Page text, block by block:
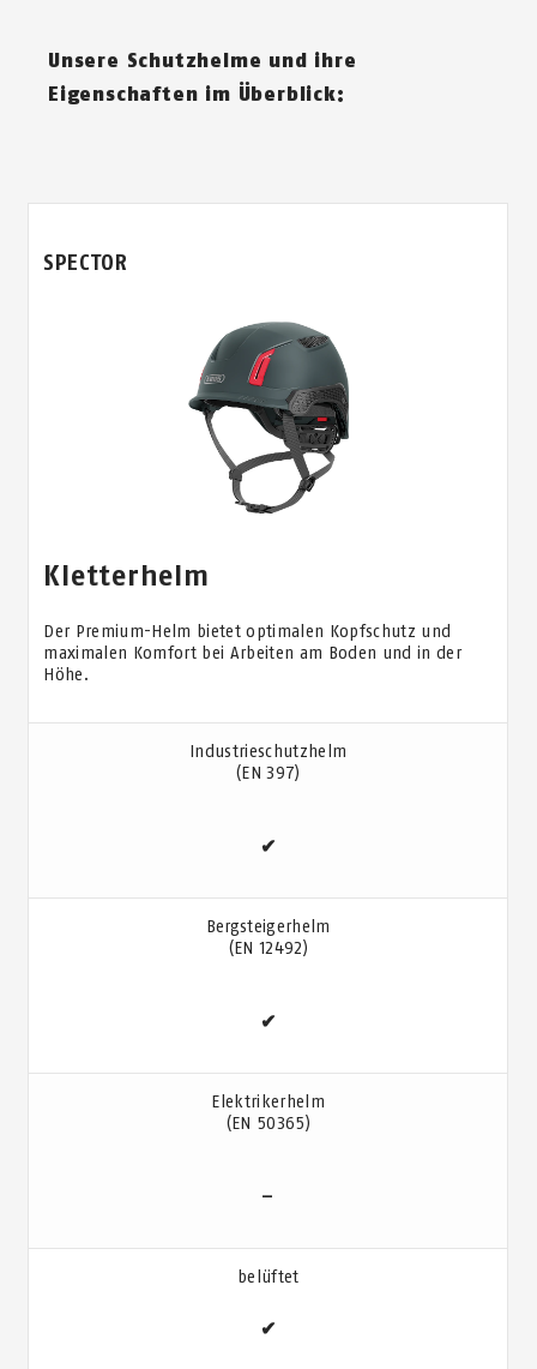
Unsere Schutzhelme und ihre
Eigenschaften im Überblick:
SPECTOR
Kletterhelm
Der Premium-Helm bietet optimalen Kopfschutz und
maximalen Komfort bei Arbeiten am Boden und in der
Höhe.
Industrieschutzhelm
(EN 397)
✔
Bergsteigerhelm
(EN 12492)
✔
Elektrikerhelm
(EN 50365)
–
belüftet
✔